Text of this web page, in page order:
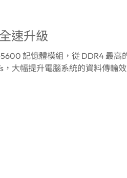
速升級
記憶體模組，從 DDR4 最高
大幅提升電腦系統的資料傳輸效